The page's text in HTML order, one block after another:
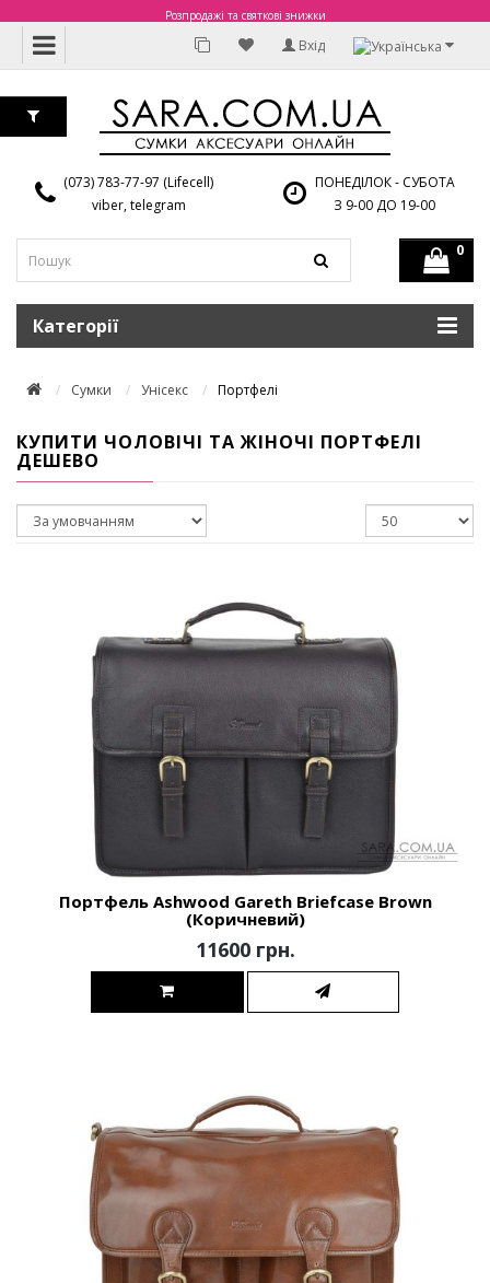
Розпродажі та святкові знижки
Вхід
(073) 783-77-97 (Lifecell)
viber, telegram
ПОНЕДІЛОК - СУБОТА
З 9-00 ДО 19-00
0
Категорії
Сумки Унісекс Портфелі
КУПИТИ ЧОЛОВІЧІ ТА ЖІНОЧІ ПОРТФЕЛІ
ДЕШЕВО
Портфель Ashwood Gareth Briefcase Brown
(Коричневий)
11600 грн.